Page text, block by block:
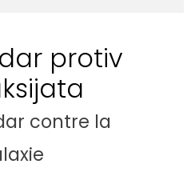
protiv
contre la